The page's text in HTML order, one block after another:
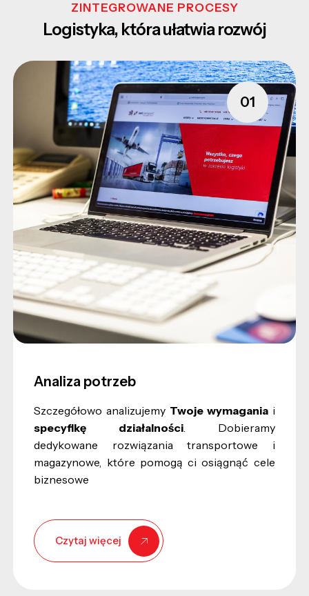
ZINTEGROWANE PROCESY
Logistyka, która ułatwia rozwój
01
Analiza potrzeb
Szczegółowo analizujemy Twoje wymagania i
specyfikę działalności . Dobieramy
dedykowane rozwiązania transportowe i
magazynowe, które pomogą ci osiągnąć cele
biznesowe
Czytaj więcej